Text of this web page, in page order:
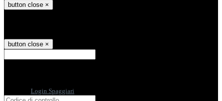
button close ×
button close ×
Login Spaggiari